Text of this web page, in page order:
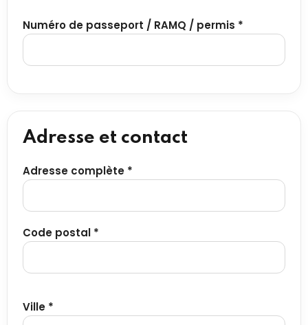
Numéro de passeport / RAMQ / permis *
Adresse et contact
Adresse complète *
Code postal *
Ville *